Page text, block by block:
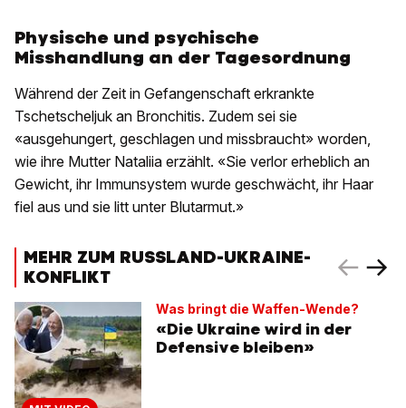
Physische und psychische
Misshandlung an der Tagesordnung
Während der Zeit in Gefangenschaft erkrankte
Tschetscheljuk an Bronchitis. Zudem sei sie
«ausgehungert, geschlagen und missbraucht» worden,
wie ihre Mutter Nataliia erzählt. «Sie verlor erheblich an
Gewicht, ihr Immunsystem wurde geschwächt, ihr Haar
fiel aus und sie litt unter Blutarmut.»
MEHR ZUM RUSSLAND-UKRAINE-
KONFLIKT
Was bringt die Waffen-Wende?
«Die Ukraine wird in der
Defensive bleiben»